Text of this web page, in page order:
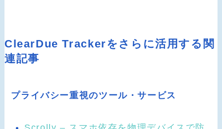
ClearDue Trackerをさらに活用する関
連記事
プライバシー重視のツール・サービス